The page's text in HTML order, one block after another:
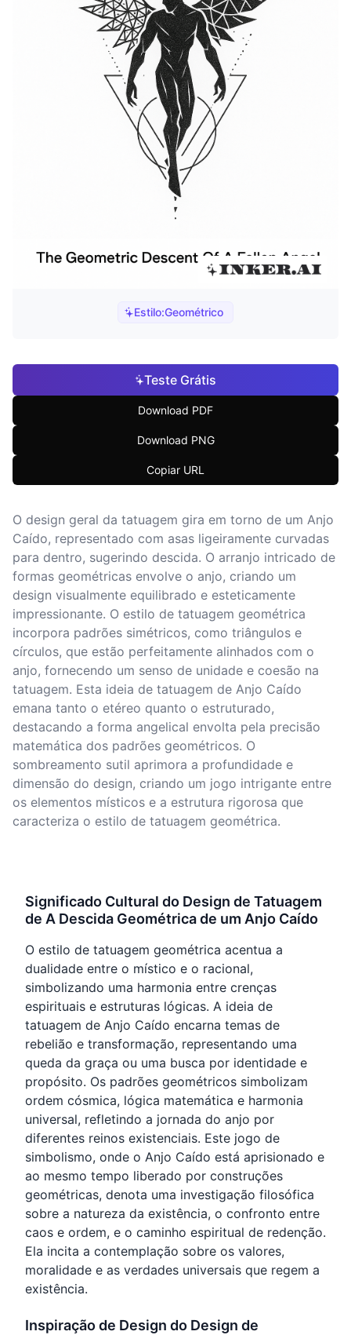
Estilo:Geométrico
Teste Grátis
Download PDF
Download PNG
Copiar URL
O design geral da tatuagem gira em torno de um Anjo
Caído, representado com asas ligeiramente curvadas
para dentro, sugerindo descida. O arranjo intricado de
formas geométricas envolve o anjo, criando um
design visualmente equilibrado e esteticamente
impressionante. O estilo de tatuagem geométrica
incorpora padrões simétricos, como triângulos e
círculos, que estão perfeitamente alinhados com o
anjo, fornecendo um senso de unidade e coesão na
tatuagem. Esta ideia de tatuagem de Anjo Caído
emana tanto o etéreo quanto o estruturado,
destacando a forma angelical envolta pela precisão
matemática dos padrões geométricos. O
sombreamento sutil aprimora a profundidade e
dimensão do design, criando um jogo intrigante entre
os elementos místicos e a estrutura rigorosa que
caracteriza o estilo de tatuagem geométrica.
Significado Cultural do Design de Tatuagem
de A Descida Geométrica de um Anjo Caído
O estilo de tatuagem geométrica acentua a
dualidade entre o místico e o racional,
simbolizando uma harmonia entre crenças
espirituais e estruturas lógicas. A ideia de
tatuagem de Anjo Caído encarna temas de
rebelião e transformação, representando uma
queda da graça ou uma busca por identidade e
propósito. Os padrões geométricos simbolizam
ordem cósmica, lógica matemática e harmonia
universal, refletindo a jornada do anjo por
diferentes reinos existenciais. Este jogo de
simbolismo, onde o Anjo Caído está aprisionado e
ao mesmo tempo liberado por construções
geométricas, denota uma investigação filosófica
sobre a natureza da existência, o confronto entre
caos e ordem, e o caminho espiritual de redenção.
Ela incita a contemplação sobre os valores,
moralidade e as verdades universais que regem a
existência.
Inspiração de Design do Design de